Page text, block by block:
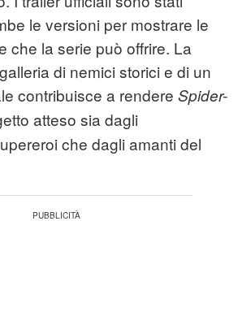
le versioni per mostrare le
che la serie può offrire. La
di nemici storici e di un
contribuisce a rendere Spider-
atteso sia dagli
che dagli amanti del